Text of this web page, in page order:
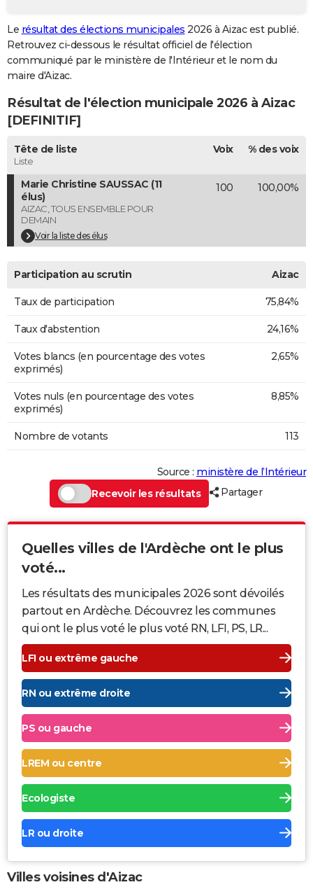
GUIDES D'ACHAT
BONS PLANS
CARTE DE VOEUX
Carte de Noël
Carte Bonne année
Carte Saint-Valentin
Carte Pâques
Carte d'anniversaire
DICTIONNAIRE
Dictionnaire
Biographies
Citations
Expressions
Proverbes
PROGRAMME TV
COPAINS D'AVANT
S'inscrire
Se connecter
Lycées
Collèges
Primaires
Universités
Entreprises
Service militaire
Avis de recherche
AVIS DE DÉCÈS
FORUM
Bricolage
Lifestyle
Culture
Sport
Auto
Television
Voyage
Cinema
Le résultat des élections municipales 2026 à Aizac est publié.
Retrouvez ci-dessous le résultat officiel de l'élection
communiqué par le ministère de l'Intérieur et le nom du
maire d'Aizac.
Résultat de l'élection municipale 2026 à Aizac
[DEFINITIF]
Tête de liste
Liste
Voix % des voix
Marie Christine SAUSSAC (11
élus)
AIZAC, TOUS ENSEMBLE POUR
DEMAIN
Voir la liste des élus
100 100,00%
Participation au scrutin Aizac
Taux de participation 75,84%
Taux d'abstention 24,16%
Votes blancs (en pourcentage des votes
exprimés)
2,65%
Votes nuls (en pourcentage des votes
exprimés)
8,85%
Nombre de votants 113
Source : ministère de l’Intérieur
Recevoir les résultats
Partager
Quelles villes de l'Ardèche ont le plus
voté...
Les résultats des municipales 2026 sont dévoilés
partout en Ardèche. Découvrez les communes
qui ont le plus voté le plus voté RN, LFI, PS, LR...
LFI ou extrême gauche
RN ou extrême droite
PS ou gauche
LREM ou centre
Ecologiste
LR ou droite
Villes voisines d'Aizac